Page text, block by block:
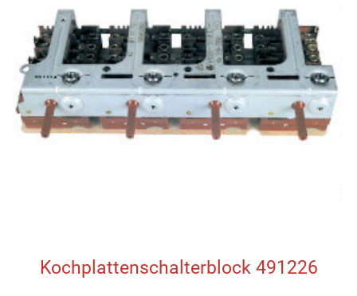
Kochplattenschalterblock 491226